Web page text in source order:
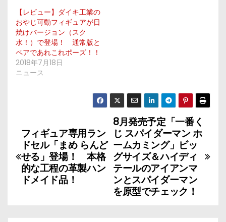
【レビュー】ダイキ工業の
おやじ可動フィギュアが日
焼けバージョン（スク
水！）で登場！ 通常版と
ペアであれこれポーズ！！
2018年7月18日
ニュース
投
稿
ナ
ビ
8月発売予定「一番く
じ スパイダーマン ホ
ームカミング」ビッ
グサイズ＆ハイディ
テールのアイアンマ
ンとスパイダーマン
を原型でチェック！
フィギュア専用ラン
ドセル「まめ らんど
せる」登場！ 本格
的な工程の革製ハン
ドメイド品！